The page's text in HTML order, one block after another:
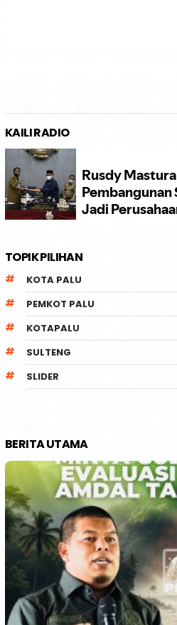
KAILI RADIO
TOPIK PILIHAN
KOTA PALU
PEMKOT PALU
KOTAPALU
SULTENG
SLIDER
BERITA UTAMA